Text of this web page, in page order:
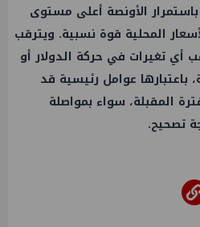
21 مدعومًا باستمرار الأونصة أعلى مستوى
الأسعار المحلية قوة نسبية. ويترقب
تغيرات في حركة الدولار أو
باعتبارها عوامل رئيسية قد
21 خلال الفترة المقبلة، سواء بمواصلة
تصحيح.